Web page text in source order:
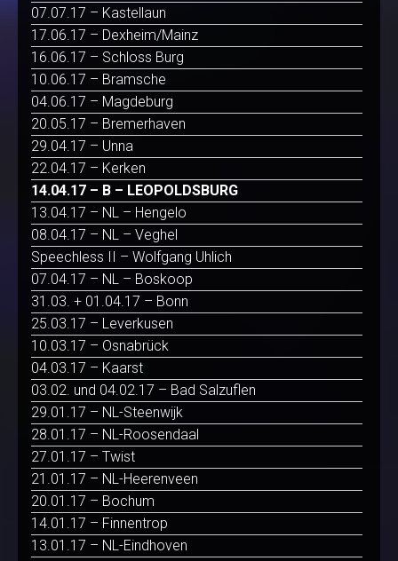
07.07.17 – Kastellaun
17.06.17 – Dexheim/Mainz
16.06.17 – Schloss Burg
10.06.17 – Bramsche
04.06.17 – Magdeburg
20.05.17 – Bremerhaven
29.04.17 – Unna
22.04.17 – Kerken
14.04.17 – B – LEOPOLDSBURG
13.04.17 – NL – Hengelo
08.04.17 – NL – Veghel
Speechless II – Wolfgang Uhlich
07.04.17 – NL – Boskoop
31.03. + 01.04.17 – Bonn
25.03.17 – Leverkusen
10.03.17 – Osnabrück
04.03.17 – Kaarst
03.02. und 04.02.17 – Bad Salzuflen
29.01.17 – NL-Steenwijk
28.01.17 – NL-Roosendaal
27.01.17 – Twist
21.01.17 – NL-Heerenveen
20.01.17 – Bochum
14.01.17 – Finnentrop
13.01.17 – NL-Eindhoven